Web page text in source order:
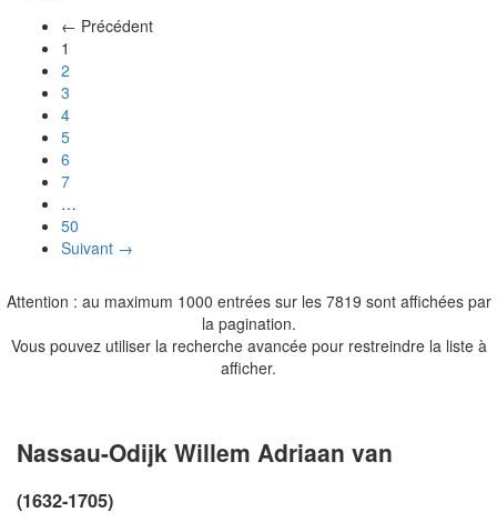
← Précédent
1
2
3
4
5
6
7
…
50
Suivant →
Attention : au maximum 1000 entrées sur les 7819 sont affichées par
la pagination.
Vous pouvez utiliser la recherche avancée pour restreindre la liste à
afficher.
Nassau-Odijk Willem Adriaan van
(1632-1705)